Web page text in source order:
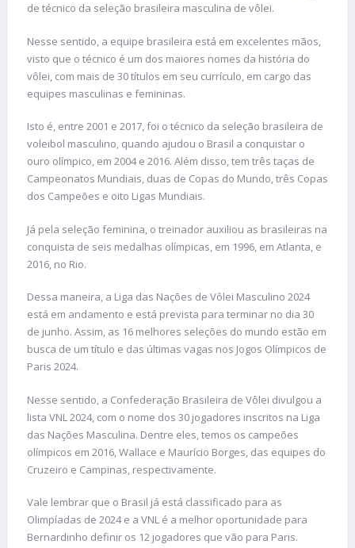
de técnico da seleção brasileira masculina de vôlei.
Nesse sentido, a equipe brasileira está em excelentes mãos,
visto que o técnico é um dos maiores nomes da história do
vôlei, com mais de 30 títulos em seu currículo, em cargo das
equipes masculinas e femininas.
Isto é, entre 2001 e 2017, foi o técnico da seleção brasileira de
voleibol masculino, quando ajudou o Brasil a conquistar o
ouro olímpico, em 2004 e 2016. Além disso, tem três taças de
Campeonatos Mundiais, duas de Copas do Mundo, três Copas
dos Campeões e oito Ligas Mundiais.
Já pela seleção feminina, o treinador auxiliou as brasileiras na
conquista de seis medalhas olímpicas, em 1996, em Atlanta, e
2016, no Rio.
Dessa maneira, a Liga das Nações de Vôlei Masculino 2024
está em andamento e está prevista para terminar no dia 30
de junho. Assim, as 16 melhores seleções do mundo estão em
busca de um título e das últimas vagas nos Jogos Olímpicos de
Paris 2024.
Nesse sentido, a Confederação Brasileira de Vôlei divulgou a
lista VNL 2024, com o nome dos 30 jogadores inscritos na Liga
das Nações Masculina. Dentre eles, temos os campeões
olímpicos em 2016, Wallace e Maurício Borges, das equipes do
Cruzeiro e Campinas, respectivamente.
Vale lembrar que o Brasil já está classificado para as
Olimpíadas de 2024 e a VNL é a melhor oportunidade para
Bernardinho definir os 12 jogadores que vão para Paris.